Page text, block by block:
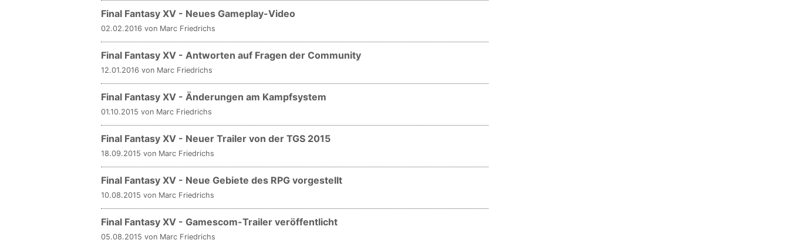
Final Fantasy XV - Neues Gameplay-Video
02.02.2016 von Marc Friedrichs
Final Fantasy XV - Antworten auf Fragen der Community
12.01.2016 von Marc Friedrichs
Final Fantasy XV - Änderungen am Kampfsystem
01.10.2015 von Marc Friedrichs
Final Fantasy XV - Neuer Trailer von der TGS 2015
18.09.2015 von Marc Friedrichs
Final Fantasy XV - Neue Gebiete des RPG vorgestellt
10.08.2015 von Marc Friedrichs
Final Fantasy XV - Gamescom-Trailer veröffentlicht
05.08.2015 von Marc Friedrichs